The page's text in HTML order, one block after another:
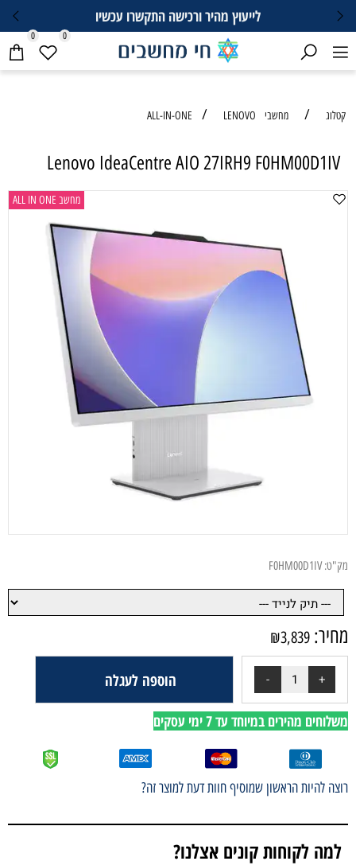
לייעוץ מהיר ורכישה התקשרו עכשיו
0 0
קטלוג / מחשבי ALL-IN-ONE / LENOVO
Lenovo IdeaCentre AIO 27IRH9 F0HM00D1IV
מחשב ALL IN ONE
מק"ט: F0HM00D1IV
מחיר: ₪3,839
הוספה לעגלה
משלוחים מהירים במיוחד עד 7 ימי עסקים
רוצה להיות הראשון שמוסיף חוות דעת למוצר זה?
למה לקוחות קונים אצלנו?